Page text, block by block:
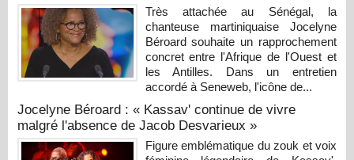
Très attachée au Sénégal, la
chanteuse martiniquaise Jocelyne
Béroard souhaite un rapprochement
concret entre l'Afrique de l'Ouest et
les Antilles. Dans un entretien
accordé à Seneweb, l'icône de...
Jocelyne Béroard : « Kassav' continue de vivre
malgré l'absence de Jacob Desvarieux »
Figure emblématique du zouk et voix